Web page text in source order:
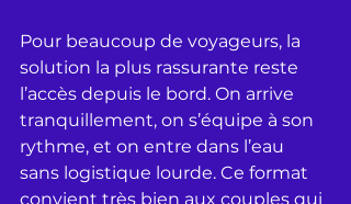
Pour beaucoup de voyageurs, la
solution la plus rassurante reste
l’accès depuis le bord. On arrive
tranquillement, on s’équipe à son
rythme, et on entre dans l’eau
sans logistique lourde. Ce format
convient très bien aux couples qui